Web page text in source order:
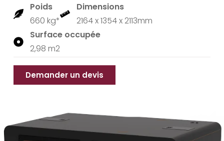
Poids
660 kg*
Dimensions
2164 x 1354 x 2113mm
Surface occupée
2,98 m2
Demander un devis